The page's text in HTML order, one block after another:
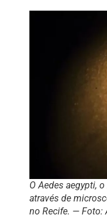
O Aedes aegypti,
através de
no Recife. — Foto: